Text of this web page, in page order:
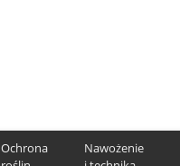
Ochrona
Nawożenie